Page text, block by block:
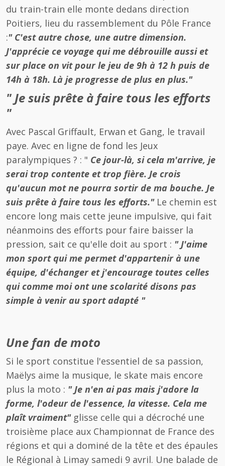
du train-train elle monte dedans direction
Poitiers, lieu du rassemblement du Pôle France
:" C'est autre chose, une autre dimension.
J'apprécie ce voyage qui me débrouille aussi et
sur place on vit pour le jeu de 9h à 12 h puis de
14h à 18h. Là je progresse de plus en plus."
" Je suis prête à faire tous les efforts
"
Avec Pascal Griffault, Erwan et Gang, le travail
paye. Avec en ligne de fond les Jeux
paralympiques ? : " Ce jour-là, si cela m'arrive, je
serai trop contente et trop fière. Je crois
qu'aucun mot ne pourra sortir de ma bouche. Je
suis prête à faire tous les efforts." Le chemin est
encore long mais cette jeune impulsive, qui fait
néanmoins des efforts pour faire baisser la
pression, sait ce qu'elle doit au sport : " J'aime
mon sport qui me permet d'appartenir à une
équipe, d'échanger et j'encourage toutes celles
qui comme moi ont une scolarité disons pas
simple à venir au sport adapté "
Une fan de moto
Si le sport constitue l'essentiel de sa passion,
Maëlys aime la musique, le skate mais encore
plus la moto : " Je n'en ai pas mais j'adore la
forme, l'odeur de l'essence, la vitesse. Cela me
plaît vraiment"glisse celle qui a décroché une
troisième place aux Championnat de France des
régions et qui a dominé de la tête et des épaules
le Régional à Limay samedi 9 avril. Une balade de